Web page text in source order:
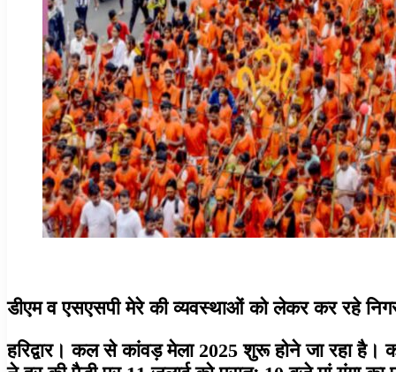
डीएम व एसएसपी मेरे की व्यवस्थाओं को लेकर कर रहे
हरिद्वार। कल से कांवड़ मेला 2025 शुरू होने जा रहा है।